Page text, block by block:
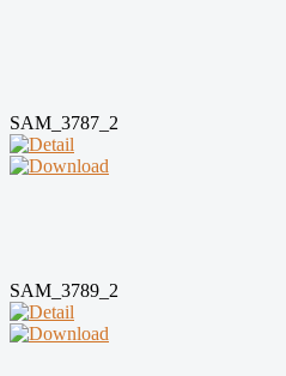
SAM_3787_2
SAM_3789_2